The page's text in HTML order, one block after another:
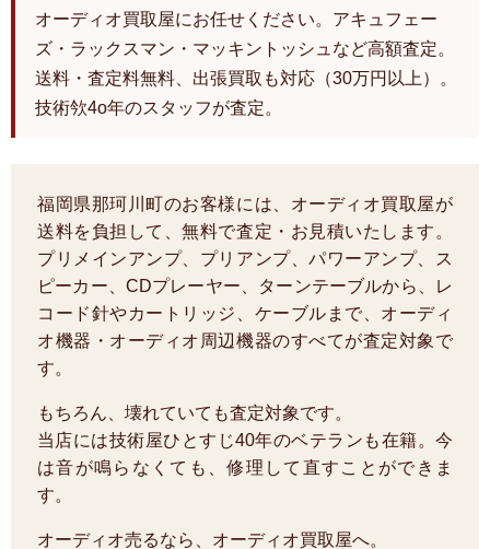
オーディオ買取屋にお任せください。アキュフェー
ズ・ラックスマン・マッキントッシュなど高額査定。
送料・査定料無料、出張買取も対応（30万円以上）。
技術欦4o年のスタッフが査定。
福岡県那珂川町のお客様には、オーディオ買取屋が
送料を負担して、無料で査定・お見積いたします。
プリメインアンプ、プリアンプ、パワーアンプ、ス
ピーカー、CDプレーヤー、ターンテーブルから、レ
コード針やカートリッジ、ケーブルまで、オーディ
オ機器・オーディオ周辺機器のすべてが査定対象で
す。
もちろん、壊れていても査定対象です。
当店には技術屋ひとすじ40年のベテランも在籍。今
は音が鳴らなくても、修理して直すことができま
す。
オーディオ売るなら、オーディオ買取屋へ。